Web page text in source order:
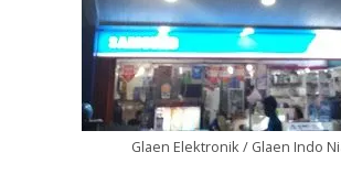
Glaen Elektronik / Glaen Indo